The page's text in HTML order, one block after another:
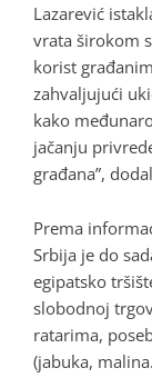
Lazarević
vrata širokom
korist
zahvaljujući
kako
jačanju
građana”,
Prema
Srbija je do
egipatsko
slobodnoj
ratarima,
(jabuka,